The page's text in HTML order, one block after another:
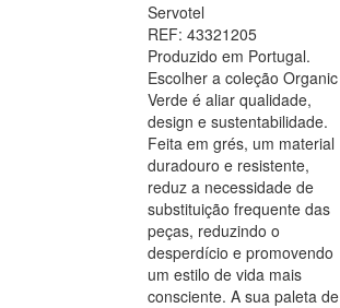
Servotel
REF: 43321205
Produzido em Portugal.
Escolher a coleção Organic
Verde é aliar qualidade,
design e sustentabilidade.
Feita em grés, um material
duradouro e resistente,
reduz a necessidade de
substituição frequente das
peças, reduzindo o
desperdício e promovendo
um estilo de vida mais
consciente. A sua paleta de